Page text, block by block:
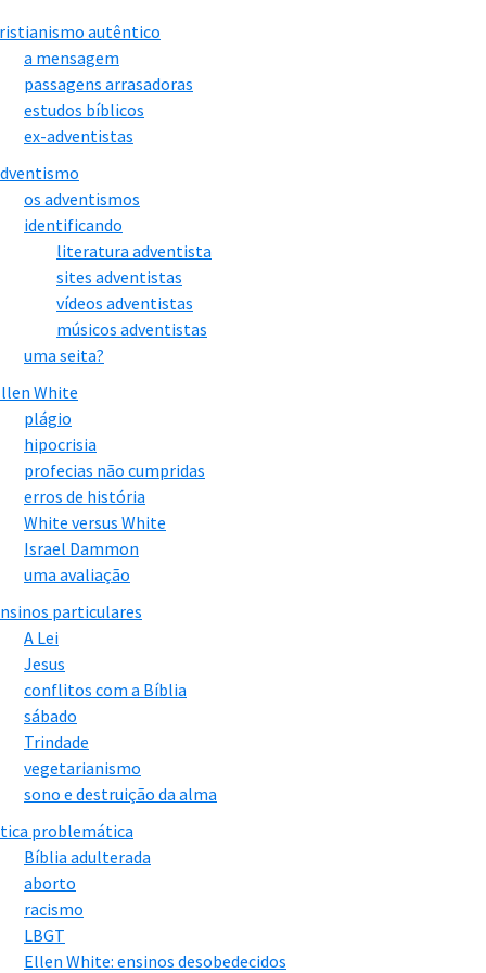
autêntico
a mensagem
passagens arrasadoras
estudos bíblicos
ex-adventistas
os adventismos
identificando
literatura adventista
sites adventistas
vídeos adventistas
músicos adventistas
uma seita?
White
plágio
hipocrisia
profecias não cumpridas
erros de história
White versus White
Israel Dammon
uma avaliação
particulares
A Lei
Jesus
conflitos com a Bíblia
sábado
Trindade
vegetarianismo
sono e destruição da alma
problemática
Bíblia adulterada
aborto
racismo
LBGT
Ellen White: ensinos desobedecidos